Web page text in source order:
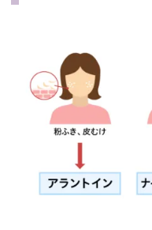
に
な
る
燥